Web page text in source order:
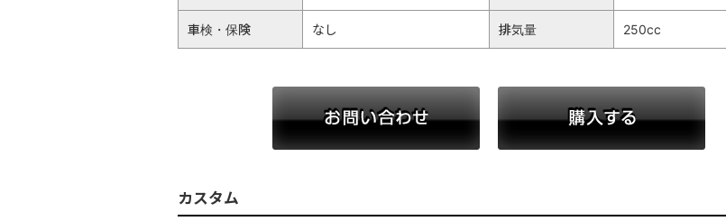
車検・保険 なし 排気量 250cc
カスタム